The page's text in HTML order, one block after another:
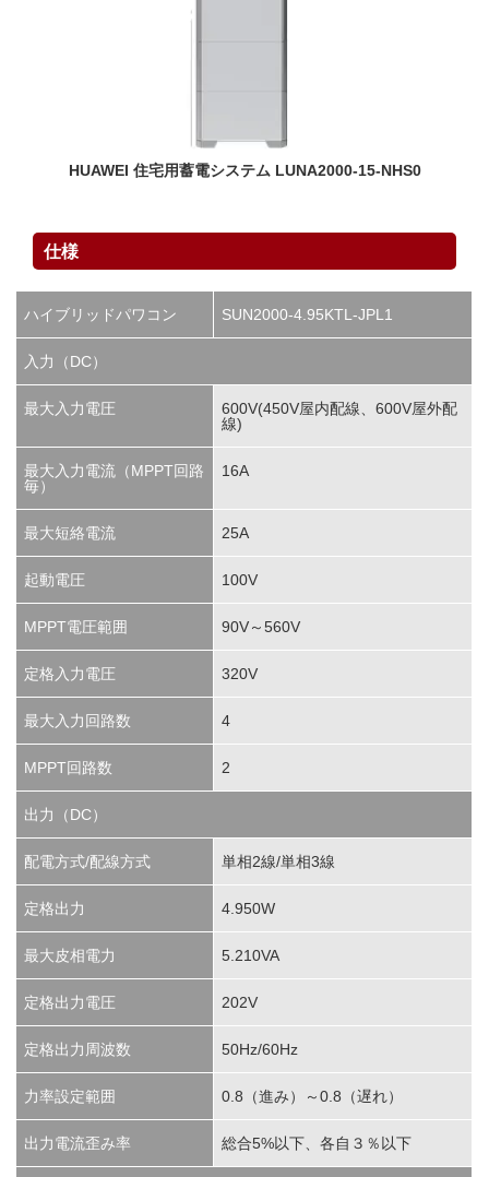
HUAWEI 住宅用蓄電システム LUNA2000-15-NHS0
仕様
ハイブリッドパワコン SUN2000-4.95KTL-JPL1
入力（DC）
最大入力電圧
600V(450V屋内配線、600V屋外配
線)
最大入力電流（MPPT回路
毎）
16A
最大短絡電流 25A
起動電圧 100V
MPPT電圧範囲 90V～560V
定格入力電圧 320V
最大入力回路数 4
MPPT回路数 2
出力（DC）
配電方式/配線方式 単相2線/単相3線
定格出力 4.950W
最大皮相電力 5.210VA
定格出力電圧 202V
定格出力周波数 50Hz/60Hz
力率設定範囲 0.8（進み）～0.8（遅れ）
出力電流歪み率 総合5%以下、各自３％以下